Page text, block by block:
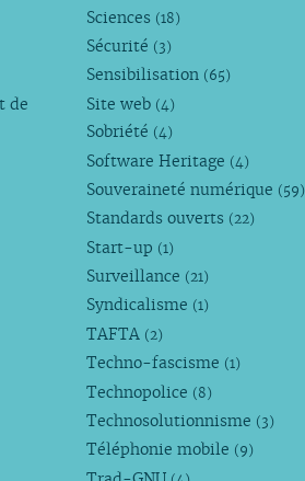
de
Sciences (18)
Sécurité (3)
Sensibilisation (65)
Site web (4)
Sobriété (4)
Software Heritage (4)
Souveraineté numérique (59)
Standards ouverts (22)
Start-up (1)
Surveillance (21)
Syndicalisme (1)
TAFTA (2)
Techno-fascisme (1)
Technopolice (8)
Technosolutionnisme (3)
Téléphonie mobile (9)